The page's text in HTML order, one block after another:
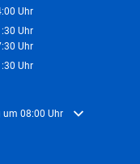
08:00 bis 14:00 Uhr
Uhr
08:00 bis 14:00 Uhr
Uhr
08:00 bis 11:30 Uhr
Uhr
14:00 bis 17:30 Uhr
Uhr
auszublenden
08:00 Uhr